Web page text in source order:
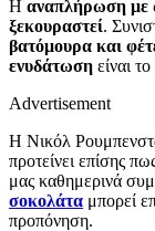
Η αναπλήρωση με
ξεκουραστεί.
βατόμουρα και
ενυδάτωση είναι
Advertisement
Η Νικόλ
προτείνει επίσης
μας καθημερινά
σοκολάτα μπορεί
προπόνηση.